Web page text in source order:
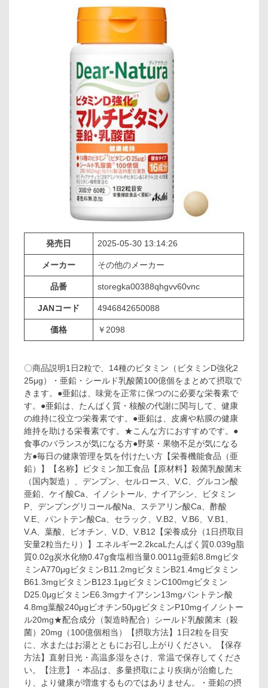
発売日 2025-05-30 13:14:26
メーカー その他のメーカー
品番 storegka00388qhgvv60vnc
JANコード 4946842650088
価格 ￥2098
〇商品説明1日2粒で、14種のビタミン（ビタミンD強化2
25μg）・亜鉛・シールド乳酸菌100億個をまとめて摂取で
きます。●亜鉛は、味覚を正常に保つのに必要な栄養素で
す。●亜鉛は、たんぱく質・核酸の代謝に関与して、健康
の維持に役立つ栄養素です。●亜鉛は、皮膚や粘膜の健康
維持を助ける栄養素です。★こんな方におすすめです。●
食事のバランスが気になる方●野菜・果物不足が気になる
方●毎日の健康管理を気を付けたい方【栄養機能食品（亜
鉛）】【名称】ビタミン加工食品【原材料】殺菌乳酸菌末
（国内製造）、デンプン、セルロース、V.C、グルコン酸
亜鉛、ケイ酸Ca、イノシトール、ナイアシン、ビタミン
P、デンプングリコール酸Na、ステアリン酸Ca、酢酸
V.E、パントテン酸Ca、セラック、V.B2、V.B6、V.B1、
V.A、葉酸、ビオチン、V.D、V.B12【栄養成分（1日摂取目
安量2粒当たり）】エネルギー2.2kcaLたんぱく質0.039g脂
質0.02g炭水化物0.47g食塩相当量0.0011g亜鉛8.8mgビタ
ミンA770μgビタミンB11.2mgビタミンB21.4mgビタミン
B61.3mgビタミンB123.1μgビタミンC100mgビタミン
D25.0μgビタミンE6.3mgナイアシン13mgパントテン酸
4.8mg葉酸240μgビオチン50μgビタミンP10mgイノシトー
ル20mg★配合成分（製造時配合）シールド乳酸菌末（殺
菌）20mg（100億個相当）【摂取方法】1日2粒を目安
に、水またはお湯とともにお召し上がりください。【保存
方法】直射日光・高温多湿をさけ、常温で保存してくださ
い。【注意】・本品は、多量摂取により疾病が治癒した
り、より健康が増進するものではありません。・亜鉛の摂